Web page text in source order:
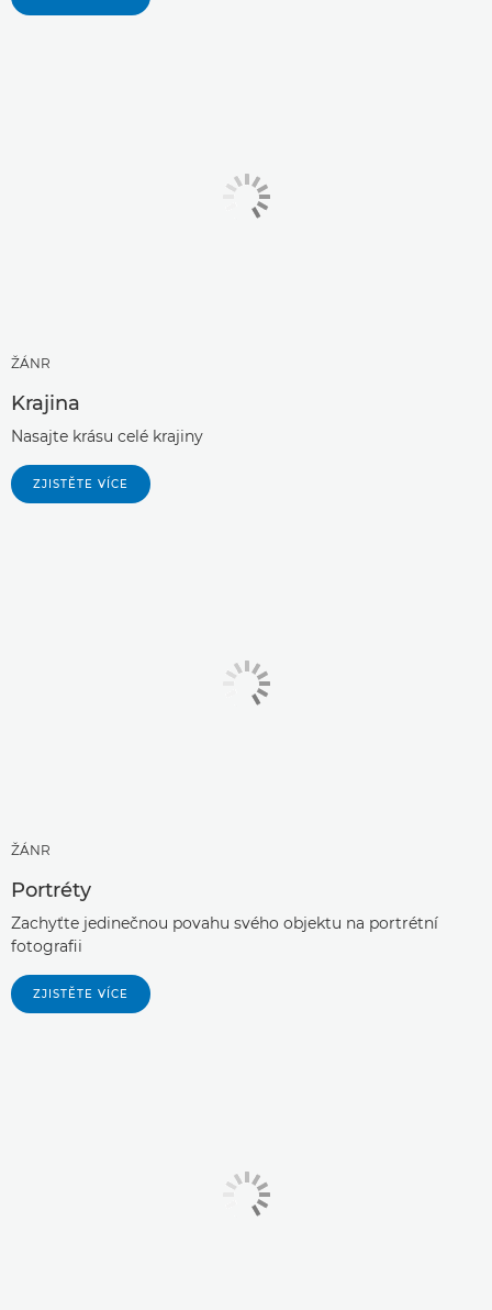
ŽÁNR
Krajina
Nasajte krásu celé krajiny
ZJISTĚTE VÍCE
ŽÁNR
Portréty
Zachyťte jedinečnou povahu svého objektu na portrétní
fotografii
ZJISTĚTE VÍCE